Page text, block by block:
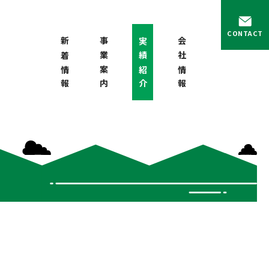
会社情報
実績紹介
事業案内
新着情報
CONTACT